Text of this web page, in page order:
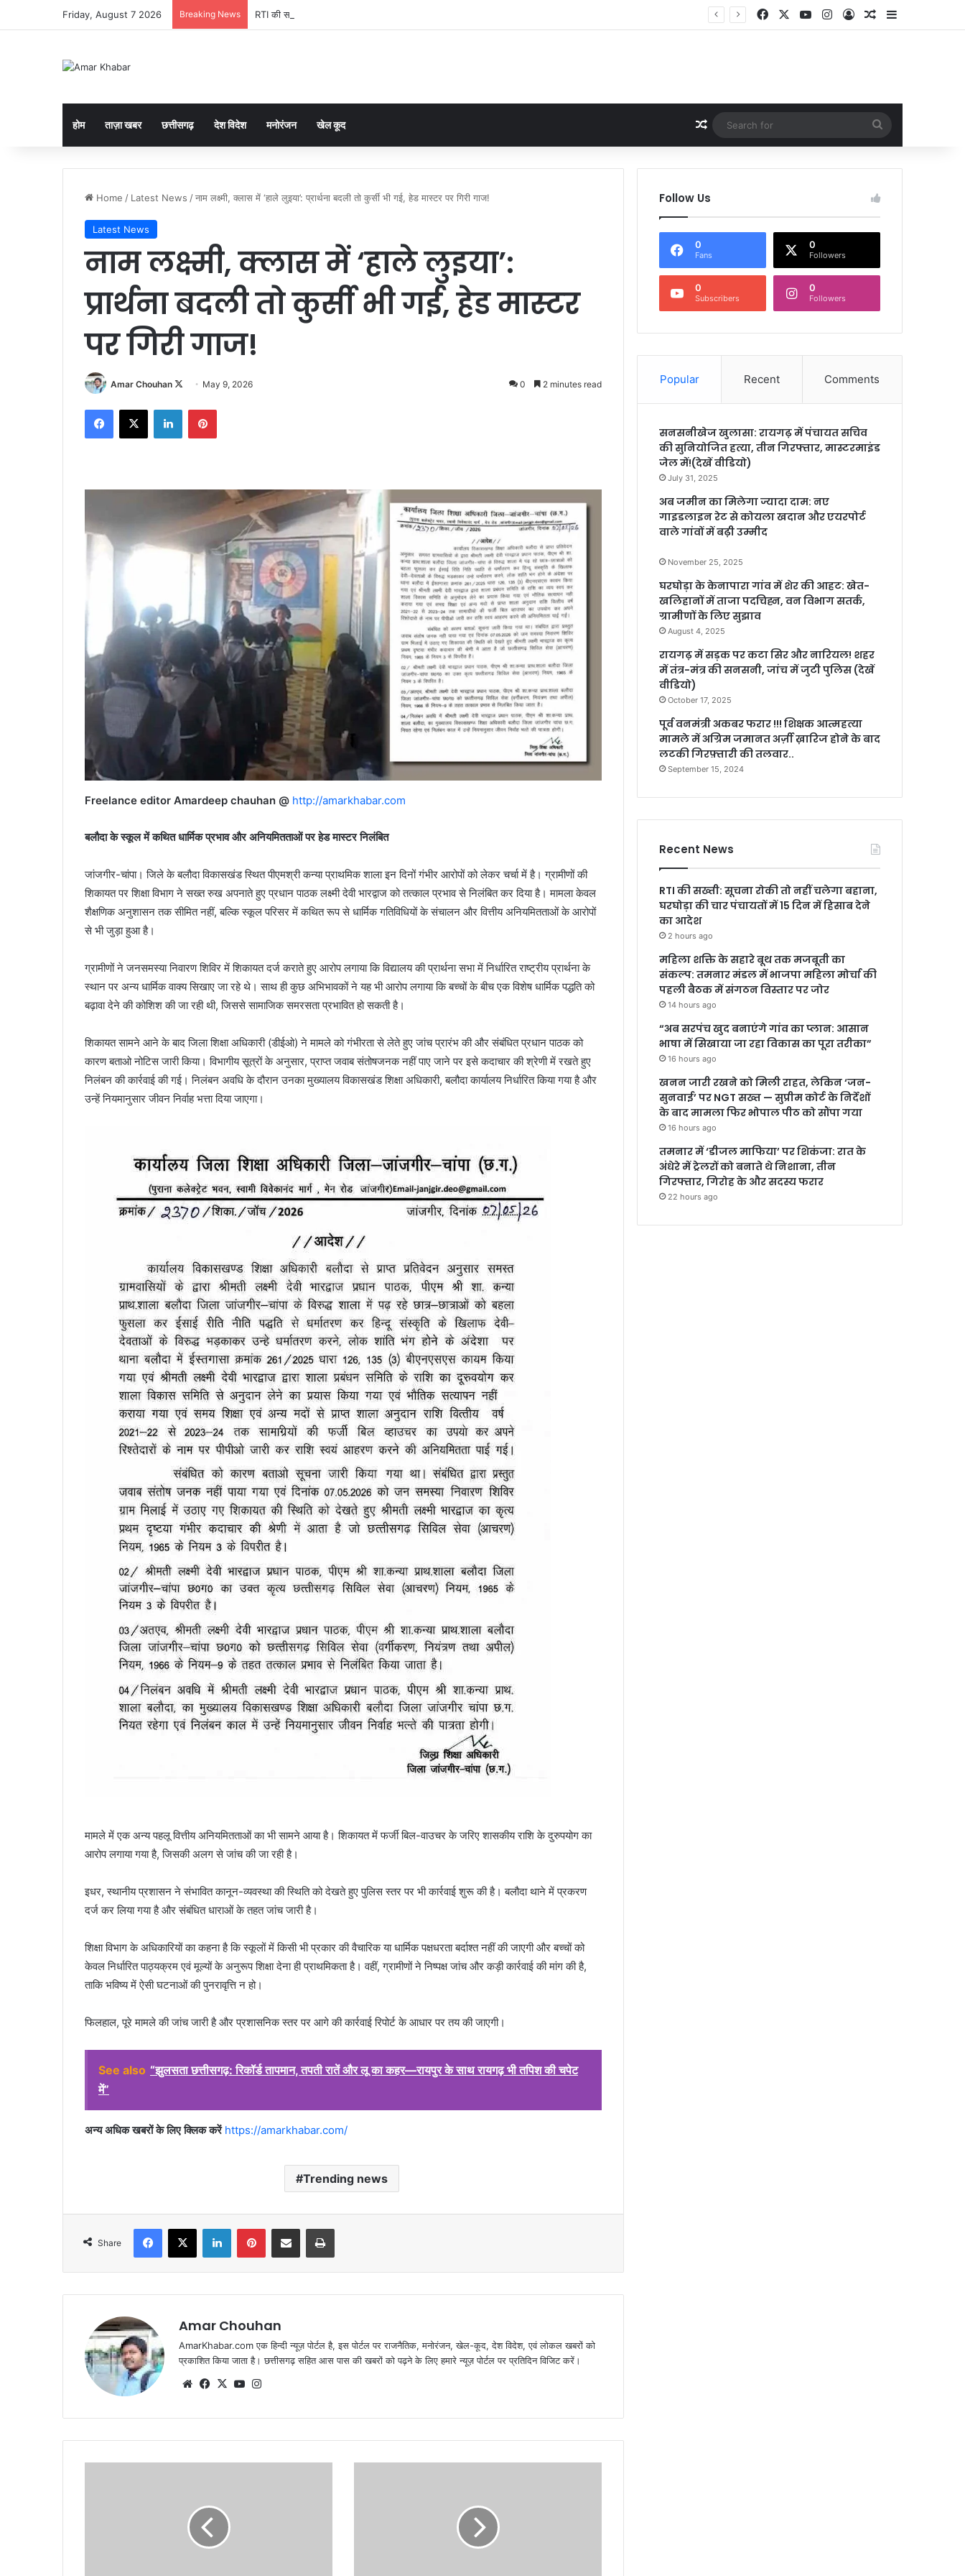
Friday, August 7 2026 Breaking News RTI की सख्ती: सूचना रोकी तो नहीं चलेगा बहाना, घरघोड़ा की चार पंचायतों में 15 दिन में हिसाब देने का आदेश FacebookYouTubeInstagram
Log InRandom Article
Sidebar
होम ताज़ा खबर छत्तीसगढ़ देश विदेश मनोरंजन खेल कूद Random Article
for
Home / Latest News /नाम लक्ष्मी, क्लास में ‘हाले लुइया’: प्रार्थना बदली तो कुर्सी भी गई, हेड मास्टर पर गिरी गाज!
Latest News
नाम लक्ष्मी, क्लास में ‘हाले लुइया’:
प्रार्थना बदली तो कुर्सी भी गई, हेड मास्टर
पर गिरी गाज!
Amar Chouhan
FollowMay 9, 2026 0 2 minutes read
Facebook
X LinkedInPinterest
Freelance editor Amardeep chauhan @ http://amarkhabar.com
बलौदा के स्कूल में कथित धार्मिक प्रभाव और अनियमितताओं पर हेड मास्टर निलंबित
जांजगीर-चांपा। जिले के बलौदा विकासखंड स्थित पीएमश्री कन्या प्राथमिक शाला इन दिनों गंभीर आरोपों को लेकर चर्चा में है। ग्रामीणों की
शिकायत पर शिक्षा विभाग ने सख्त रुख अपनाते हुए प्रधान पाठक लक्ष्मी देवी भारद्वाज को तत्काल प्रभाव से निलंबित कर दिया है। मामला केवल
शैक्षणिक अनुशासन तक सीमित नहीं, बल्कि स्कूल परिसर में कथित रूप से धार्मिक गतिविधियों के संचालन और वित्तीय अनियमितताओं के आरोपों
से भी जुड़ा हुआ है।
ग्रामीणों ने जनसमस्या निवारण शिविर में शिकायत दर्ज कराते हुए आरोप लगाया कि विद्यालय की प्रार्थना सभा में निर्धारित राष्ट्रीय प्रार्थना के
स्थान पर अन्य धार्मिक वाक्य सिखाए जा रहे थे। साथ ही कुछ अभिभावकों ने यह भी आरोप लगाया कि बच्चों के बीच एक विशेष धार्मिक पद्धति को
बढ़ावा देने की कोशिश की जा रही थी, जिससे सामाजिक समरसता प्रभावित हो सकती है।
शिकायत सामने आने के बाद जिला शिक्षा अधिकारी (डीईओ) ने मामले को गंभीरता से लेते हुए जांच प्रारंभ की और संबंधित प्रधान पाठक को
कारण बताओ नोटिस जारी किया। विभागीय सूत्रों के अनुसार, प्राप्त जवाब संतोषजनक नहीं पाए जाने पर इसे कदाचार की श्रेणी में रखते हुए
निलंबन की कार्रवाई की गई। निलंबन अवधि के दौरान उनका मुख्यालय विकासखंड शिक्षा अधिकारी, बलौदा कार्यालय निर्धारित किया गया है और
उन्हें नियमानुसार जीवन निर्वाह भत्ता दिया जाएगा।
मामले में एक अन्य पहलू वित्तीय अनियमितताओं का भी सामने आया है। शिकायत में फर्जी बिल-वाउचर के जरिए शासकीय राशि के दुरुपयोग का
आरोप लगाया गया है, जिसकी अलग से जांच की जा रही है।
इधर, स्थानीय प्रशासन ने संभावित कानून-व्यवस्था की स्थिति को देखते हुए पुलिस स्तर पर भी कार्रवाई शुरू की है। बलौदा थाने में प्रकरण
दर्ज कर लिया गया है और संबंधित धाराओं के तहत जांच जारी है।
शिक्षा विभाग के अधिकारियों का कहना है कि स्कूलों में किसी भी प्रकार की वैचारिक या धार्मिक पक्षधरता बर्दाश्त नहीं की जाएगी और बच्चों को
केवल निर्धारित पाठ्यक्रम एवं मूल्यों के अनुरूप शिक्षा देना ही प्राथमिकता है। वहीं, ग्रामीणों ने निष्पक्ष जांच और कड़ी कार्रवाई की मांग की है,
ताकि भविष्य में ऐसी घटनाओं की पुनरावृत्ति न हो।
फिलहाल, पूरे मामले की जांच जारी है और प्रशासनिक स्तर पर आगे की कार्रवाई रिपोर्ट के आधार पर तय की जाएगी।
See also “झुलसता छत्तीसगढ़: रिकॉर्ड तापमान, तपती रातें और लू का कहर—रायपुर के साथ रायगढ़ भी तपिश की चपेट
में”
अन्य अधिक खबरों के लिए क्लिक करें https://amarkhabar.com/
Trending news
Share
Facebook
X LinkedInPinterestShare via Email Print
Amar Chouhan
AmarKhabar.com एक हिन्दी न्यूज़ पोर्टल है, इस पोर्टल पर राजनैतिक, मनोरंजन, खेल-कूद, देश विदेश, एवं लोकल खबरों को
प्रकाशित किया जाता है। छत्तीसगढ़ सहित आस पास की खबरों को पढ़ने के लिए हमारे न्यूज़ पोर्टल पर प्रतिदिन विजिट करें।
WebsiteFacebook
X YouTube
Follow Us
0
Fans
0
Followers
0
Subscribers
0
Followers
Popular Recent Comments
सनसनीखेज खुलासा: रायगढ़ में पंचायत सचिव
की सुनियोजित हत्या, तीन गिरफ्तार, मास्टरमाइंड
जेल में!(देखें वीडियो)
July 31, 2025
अब जमीन का मिलेगा ज्यादा दाम: नए
गाइडलाइन रेट से कोयला खदान और एयरपोर्ट
वाले गांवों में बढ़ी उम्मीद
November 25, 2025
घरघोड़ा के केनापारा गांव में शेर की आहट: खेत-
खलिहानों में ताजा पदचिह्न, वन विभाग सतर्क,
ग्रामीणों के लिए सुझाव
August 4, 2025
रायगढ़ में सड़क पर कटा सिर और नारियल! शहर
में तंत्र-मंत्र की सनसनी, जांच में जुटी पुलिस (देखें
वीडियो)
October 17, 2025
पूर्व वनमंत्री अकबर फरार !!! शिक्षक आत्महत्या
मामले में अग्रिम जमानत अर्ज़ी ख़ारिज होने के बाद
लटकी गिरफ़्तारी की तलवार..
September 15, 2024
Recent News
RTI की सख्ती: सूचना रोकी तो नहीं चलेगा बहाना,
घरघोड़ा की चार पंचायतों में 15 दिन में हिसाब देने
का आदेश
2 hours ago
महिला शक्ति के सहारे बूथ तक मजबूती का
संकल्प: तमनार मंडल में भाजपा महिला मोर्चा की
पहली बैठक में संगठन विस्तार पर जोर
14 hours ago
“अब सरपंच खुद बनाएंगे गांव का प्लान: आसान
भाषा में सिखाया जा रहा विकास का पूरा तरीका”
16 hours ago
खनन जारी रखने को मिली राहत, लेकिन ‘जन-
सुनवाई’ पर NGT सख्त — सुप्रीम कोर्ट के निर्देशों
के बाद मामला फिर भोपाल पीठ को सौंपा गया
16 hours ago
तमनार में ‘डीजल माफिया’ पर शिकंजा: रात के
अंधेरे में ट्रेलरों को बनाते थे निशाना, तीन
गिरफ्तार, गिरोह के और सदस्य फरार
22 hours ago